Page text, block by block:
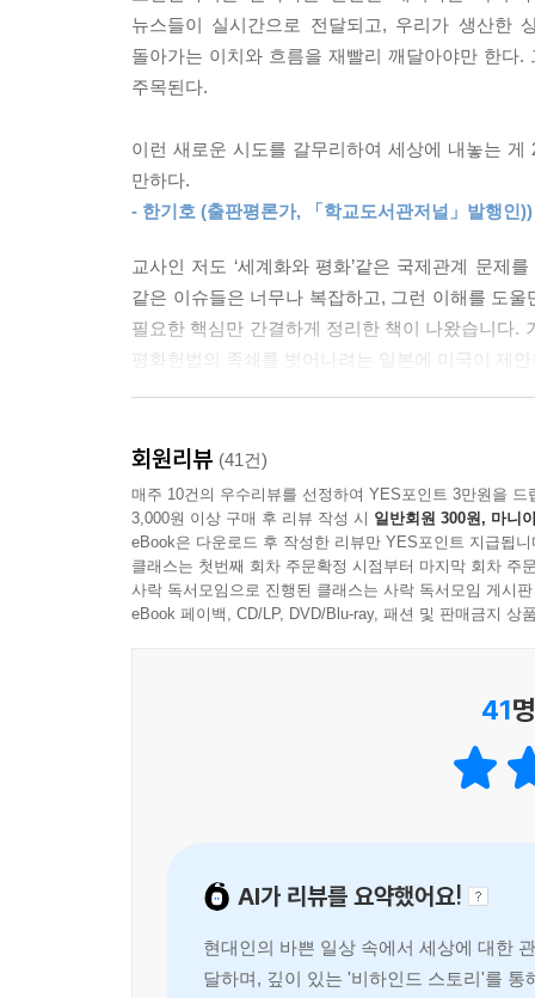
글과 만화로 단숨에 이해하는 한반도 인근 세상!??
세상은 더욱 예측하기 어렵게 급박히 변할 것
필요하다. 이러한 상황 속에서, 세상의 변화를
이 질문에 대한 답이 바로 이 책에 담겨 있다. 이
뉴스 속에 담긴 본질을 파악해 세상을 바라보는
이번 1권에서는 한국, 미국, 북한, 중국, 일본,
지속적인 관심을 받을 수 있는 11개의 주요 뉴스
시의성 문제를 재치 있게 풀어낸다. 부디 이 책이
자신만의 ‘세상을 보는 눈’을 기르는 데 도움이 되
뉴스들이 실시간으로 전달되고, 우리가 생산한
돌아가는 이치와 흐름을 재빨리 깨달아야만 한다
주목된다.
이런 새로운 시도를 갈무리하여 세상에 내놓는
만하다.
- 한기호 (출판평론가, 「학교도서관저널」발행인))
교사인 저도 ‘세계화와 평화’같은 국제관계 문제
같은 이슈들은 너무나 복잡하고, 그런 이해를 도
필요한 핵심만 간결하게 정리한 책이 나왔습니다.
평화헌법의 족쇄를 벗어나려는 일본에 미국이 제
- 허진만 (삼일고등학교 사회교사)
보고 듣는 것에 익숙한 아이들과 함께 읽고 쓰는
호흡으로 책 한 권을 읽으려면 어떻게 해야 하나
설명하고, 마지막엔 ‘비하인드 히스토리’가 있
재밌는 수업으로 향하는 징검다리 역할을 합니다.
세상에는 궁금한 일들이 많고, 그 일들이 서로
일목요연하게 설명하는 기사를 써야 합니다. 물
많지요. 그래도 세상을 보는 관점만은 언제나 독
책을 읽고 나면 새롭게 눈을 뜨고 묻기 시작할 겁
- 윤호우 (경향신문 선임기자, 전 논설위원)
회원리뷰 (41건)
매주 10건의 우수리뷰를 선정하여 YES포인트 3만원을 드
3,000원 이상 구매 후 리뷰 작성 시 일반회원 300원, 마니
eBook은 다운로드 후 작성한 리뷰만 YES포인트 지급됩니
클래스는 첫번째 회차 주문확정 시점부터 마지막 회차 주
사락 독서모임으로 진행된 클래스는 사락 독서모임 게시
eBook 페이백, CD/LP, DVD/Blu-ray, 패션 및 판매금지 상
41
AI가 리뷰를 요약했어요!
현대인의 바쁜 일상 속에서 세상에 대한
달하며, 깊이 있는 '비하인드 스토리'를